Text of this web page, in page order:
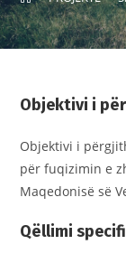
Objektivi i
Objektivi i
për fuqizimin e
Maqedonisë së
Qëllimi